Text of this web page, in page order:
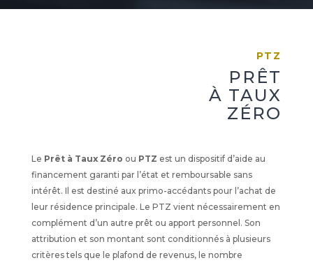
PTZ
PRÊT
À TAUX
ZÉRO
Le Prêt à Taux Zéro ou PTZ est un dispositif d’aide au
financement garanti par l’état et remboursable sans
intérêt. Il est destiné aux primo-accédants pour l’achat de
leur résidence principale. Le PTZ vient nécessairement en
complément d’un autre prêt ou apport personnel. Son
attribution et son montant sont conditionnés à plusieurs
critères tels que le plafond de revenus, le nombre